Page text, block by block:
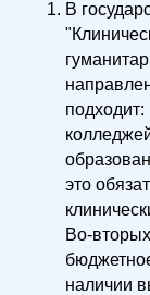
В
подходит:
это
Во-
наличии